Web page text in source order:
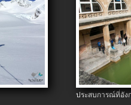
ประสบการณ์ที่อัง